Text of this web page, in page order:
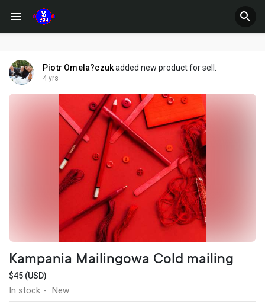
Piotr Omela?czukadded new product for sell.
4 yrs
Kampania Mailingowa Cold mailing
$45 (USD)
In stock · New